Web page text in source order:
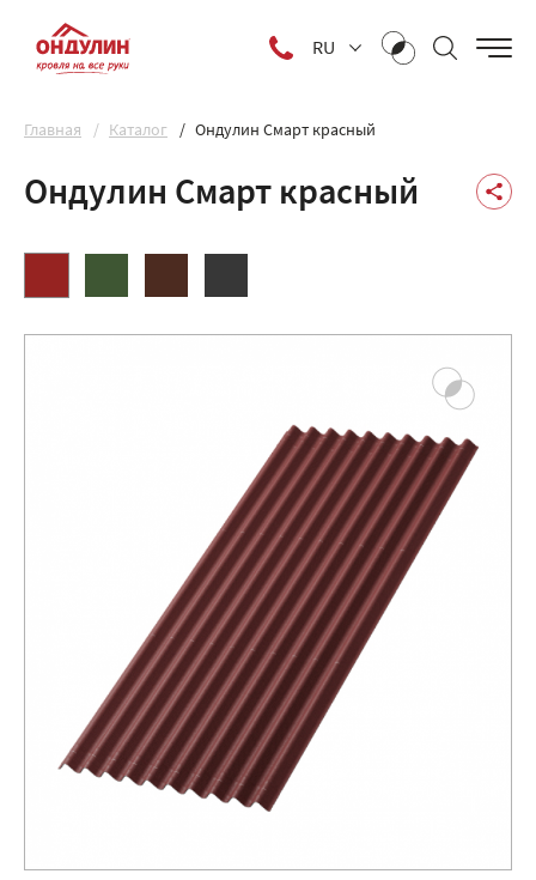
RU
Главная Каталог Ондулин Смарт красный
Ондулин Смарт красный